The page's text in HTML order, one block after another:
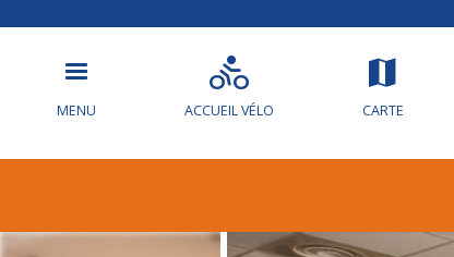
MENU ACCUEIL VÉLO CARTE